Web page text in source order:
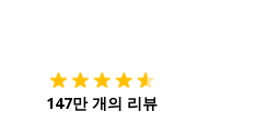
147만 개의 리뷰